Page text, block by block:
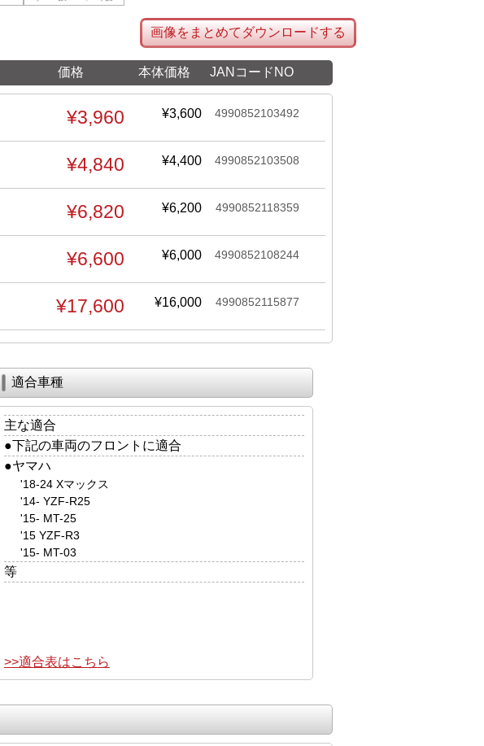
画像をまとめてダウンロードする
価格 本体価格 JANコードNO
¥3,960 ¥3,600 4990852103492
¥4,840 ¥4,400 4990852103508
¥6,820 ¥6,200 4990852118359
¥6,600 ¥6,000 4990852108244
¥17,600 ¥16,000 4990852115877
適合車種
主な適合
●下記の車両のフロントに適合
●ヤマハ
'18-24 Xマックス
'14- YZF-R25
'15- MT-25
'15 YZF-R3
'15- MT-03
等
>>適合表はこちら